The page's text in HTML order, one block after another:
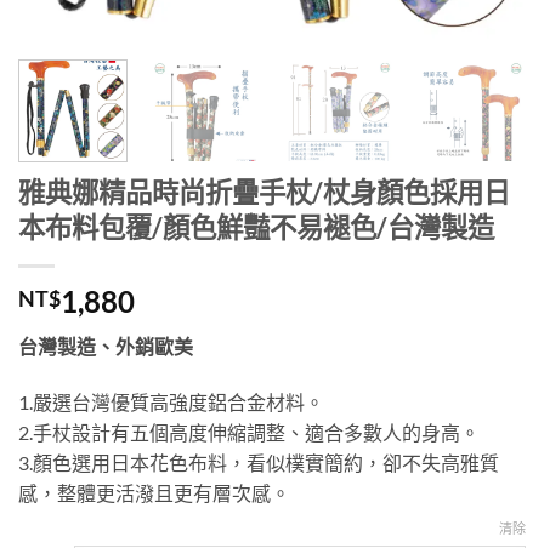
雅典娜精品時尚折疊手杖/杖身顏色採用日
本布料包覆/顏色鮮豔不易褪色/台灣製造
NT$1,880
台灣製造、外銷歐美
1.嚴選台灣優質高強度鋁合金材料。
2.手杖設計有五個高度伸縮調整、適合多數人的身高。
3.顏色選用日本花色布料，看似樸實簡約，卻不失高雅質
感，整體更活潑且更有層次感。
清除